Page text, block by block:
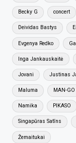
Becky G concert
Deividas Bastys
Evgenya Redko
Inga Jankauskaitė
Jovani Justinas
Maluma MAN-GO
Namika PIKASO
Singapūras Satīns
Žemaitukai